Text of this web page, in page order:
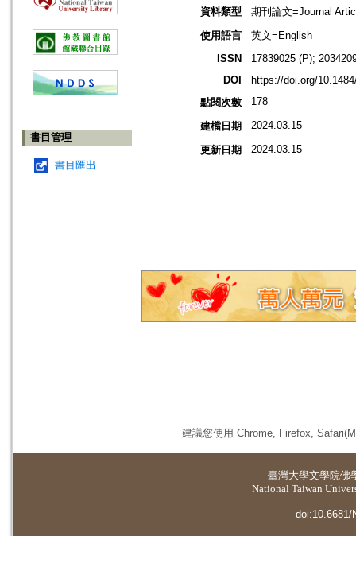
書目管理
書目匯出
資料類型
期刊論文=Journal
使用語言
英文=English
ISSN
17839025 (P);
DOI
https://doi.org/
點閱次數
178
建檔日期 2024.03.15
更新日期 2024.03.15
建議您使用 Chrome, Firefox,
臺灣大學文學院佛
National Taiwan
doi:10.6681/